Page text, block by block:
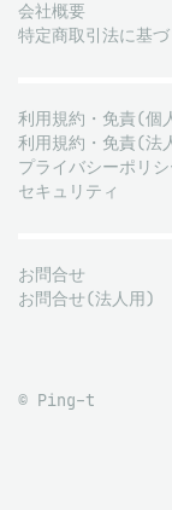
会社概要
特定商取引法に基
利用規約・免責(個
利用規約・免責(法
プライバシーポリシ
セキュリティ
お問合せ
お問合せ(法人用)
© Ping-t